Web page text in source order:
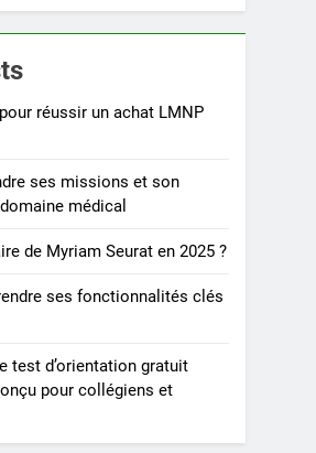
réussir un achat LMNP
ses missions et son
médical
de Myriam Seurat en 2025 ?
ses fonctionnalités clés
test d’orientation gratuit
pour collégiens et